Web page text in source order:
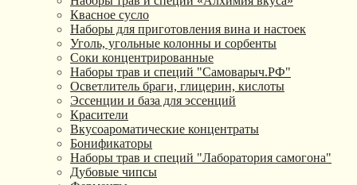
Квасное сусло
Наборы для приготовления вина и настоек
Уголь, угольные колонны и сорбенты
Соки концентрированные
Наборы трав и специй "Самоварыч.РФ"
Осветлитель браги, глицерин, кислоты
Эссенции и база для эссенций
Красители
Вкусоароматические концентраты
Бонификаторы
Наборы трав и специй "Лаборатория самогона"
Дубовые чипсы